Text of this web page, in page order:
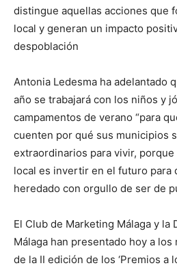
distingue aquellas acciones que
local y generan un impacto
despoblación
Antonia Ledesma ha adelantado
año se trabajará con los niños y
campamentos de verano “para
cuenten por qué sus municipios
extraordinarios para vivir,
local es invertir en el futuro para
heredado con orgullo de ser de
El Club de Marketing Málaga y la
Málaga han presentado hoy a
de la II edición de los ‘Premios a